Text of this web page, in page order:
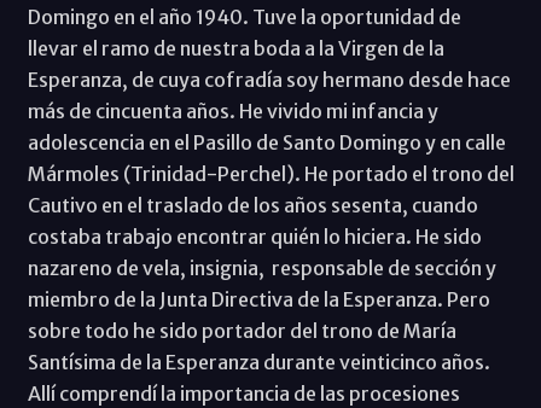
Domingo en el año 1940. Tuve la oportunidad de
llevar el ramo de nuestra boda a la Virgen de la
Esperanza, de cuya cofradía soy hermano desde hace
más de cincuenta años. He vivido mi infancia y
adolescencia en el Pasillo de Santo Domingo y en calle
Mármoles (Trinidad-Perchel). He portado el trono del
Cautivo en el traslado de los años sesenta, cuando
costaba trabajo encontrar quién lo hiciera. He sido
nazareno de vela, insignia, responsable de sección y
miembro de la Junta Directiva de la Esperanza. Pero
sobre todo he sido portador del trono de María
Santísima de la Esperanza durante veinticinco años.
Allí comprendí la importancia de las procesiones